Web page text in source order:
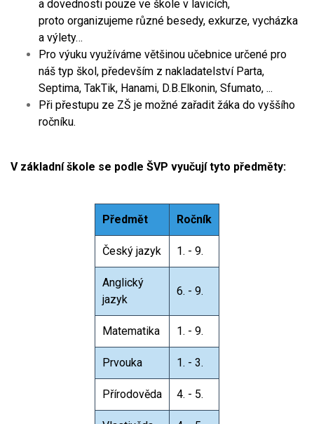
a dovednosti pouze ve škole v lavicích,
proto organizujeme různé besedy, exkurze, vycházka
a výlety…
Pro výuku využíváme většinou učebnice určené pro
náš typ škol, především z nakladatelství Parta,
Septima, TakTik, Hanami, D.B.Elkonin, Sfumato, ...
Při přestupu ze ZŠ je možné zařadit žáka do vyššího
ročníku.
V základní škole se podle ŠVP vyučují tyto předměty:
Předmět Ročník
Český jazyk 1. - 9.
Anglický
jazyk
6. - 9.
Matematika 1. - 9.
Prvouka 1. - 3.
Přírodověda 4. - 5.